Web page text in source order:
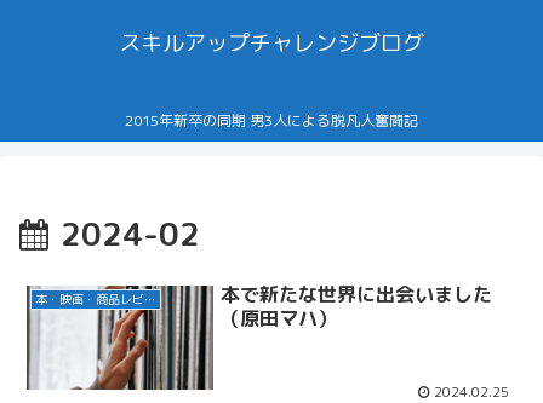
スキルアップチャレンジブログ
2015年新卒の同期 男3人による脱凡人奮闘記
2024-02
本・映画・商品レビュー
本で新たな世界に出会いました
（原田マハ）
2024.02.25